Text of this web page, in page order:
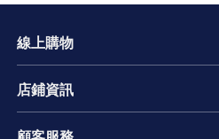
線上購物
店鋪資訊